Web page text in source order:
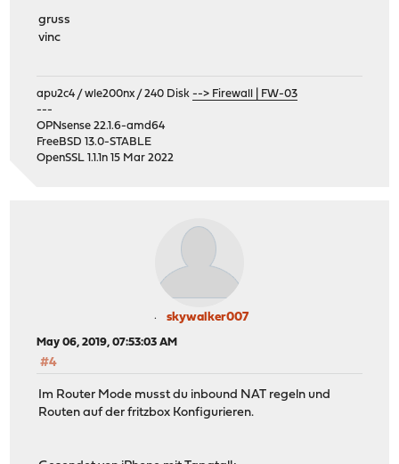
gruss
vinc
apu2c4 / wle200nx / 240 Disk--> Firewall | FW-03
---
OPNsense 22.1.6-amd64
FreeBSD 13.0-STABLE
OpenSSL 1.1.1n 15 Mar 2022
skywalker007
May 06, 2019, 07:53:03 AM
#4
Im Router Mode musst du inbound NAT regeln und
Routen auf der fritzbox Konfigurieren.